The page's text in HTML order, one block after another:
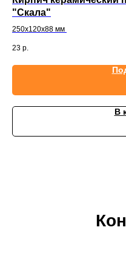
"Скала"
250х120х88 мм
23 р.
В